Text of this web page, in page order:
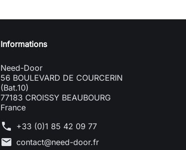
Informations
Need-Door
56 BOULEVARD DE COURCERIN
(Bat.10)
77183 CROISSY BEAUBOURG
France
phone +33 (0)1 85 42 09 77
mail contact@need-door.fr